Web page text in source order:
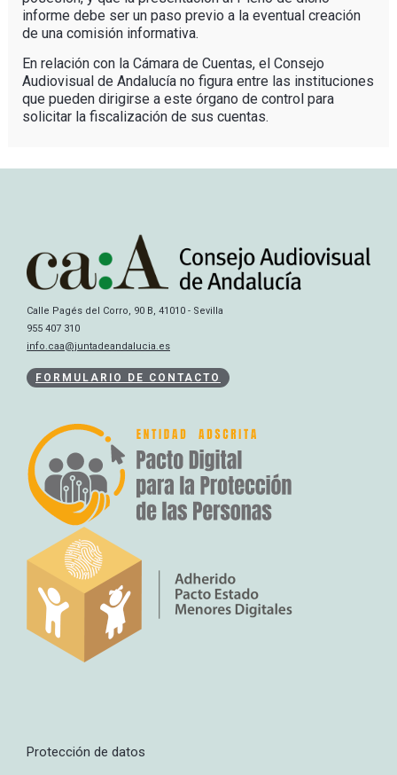
informe debe ser un paso previo a la eventual creación
de una comisión informativa.
En relación con la Cámara de Cuentas, el Consejo
Audiovisual de Andalucía no figura entre las instituciones
que pueden dirigirse a este órgano de control para
solicitar la fiscalización de sus cuentas.
Calle Pagés del Corro, 90 B, 41010 - Sevilla
955 407 310
info.caa@juntadeandalucia.es
FORMULARIO DE CONTACTO
Protección de datos